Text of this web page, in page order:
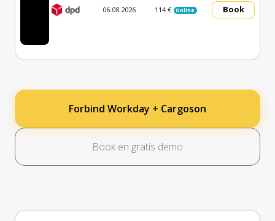
06.08.2026 114 € Online Book
Forbind Workday + Cargoson
Book en gratis demo